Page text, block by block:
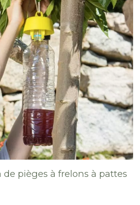
pièges à frelons à pattes